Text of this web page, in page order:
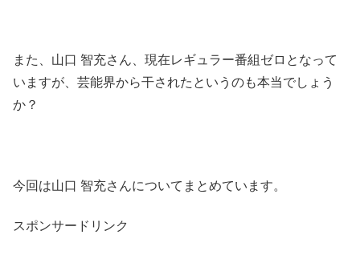
また、山口 智充さん、現在レギュラー番組ゼロとなって
いますが、芸能界から干されたというのも本当でしょう
か？
今回は山口 智充さんについてまとめています。
スポンサードリンク